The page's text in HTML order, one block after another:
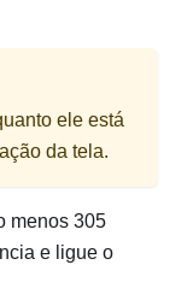
ele está
da tela.
menos 305
e ligue o